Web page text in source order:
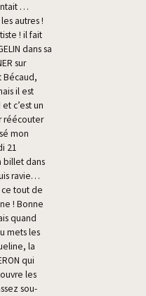
…
autres !
! il fait
dans sa
sur
Bécaud,
il est
et c’est un
réécou­ter
mon
21
billet dans
ravie…
ce tout de
! Bonne
quand
mets les
la
qui
les
sou­